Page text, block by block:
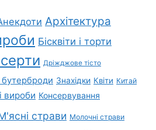
Архітектура
Бісквіти і торти
Дріжджове тісто
бутерброди Знахідки Квіти Китай
вироби Консервування
страви Молочні страви